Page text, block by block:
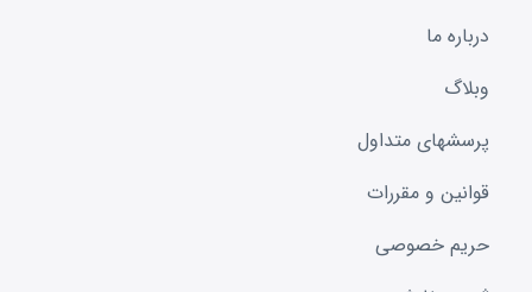
درباره ما
وبلاگ
پرسشهای متداول
قوانین و مقررات
حریم خصوصی